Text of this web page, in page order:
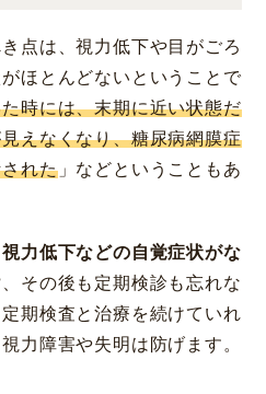
点は、視力低下や目がごろ
ほとんどないということで
時には、末期に近い状態だ
えなくなり、糖尿病網膜症
れた」などということもあ
力低下などの自覚症状がな
、その後も定期検診も忘れな
期検査と治療を続けていれ
力障害や失明は防げます。
飯塚